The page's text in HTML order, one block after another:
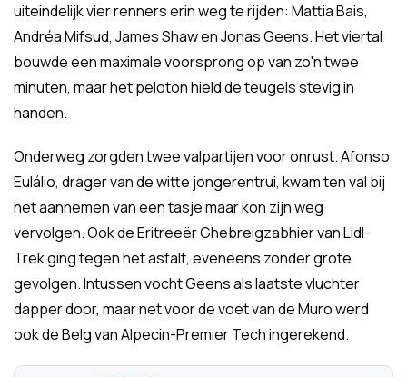
uiteindelijk vier renners erin weg te rijden: Mattia Bais,
Andréa Mifsud, James Shaw en Jonas Geens. Het viertal
bouwde een maximale voorsprong op van zo'n twee
minuten, maar het peloton hield de teugels stevig in
handen.
Onderweg zorgden twee valpartijen voor onrust. Afonso
Eulálio, drager van de witte jongerentrui, kwam ten val bij
het aannemen van een tasje maar kon zijn weg
vervolgen. Ook de Eritreeër Ghebreigzabhier van Lidl-
Trek ging tegen het asfalt, eveneens zonder grote
gevolgen. Intussen vocht Geens als laatste vluchter
dapper door, maar net voor de voet van de Muro werd
ook de Belg van Alpecin-Premier Tech ingerekend.